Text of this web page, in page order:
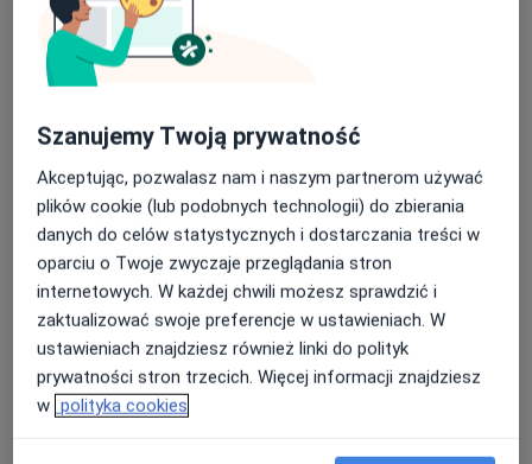
Szczegóły
Kwas hialuronowy - podanie dostawowe
Operacja palca zatrzaskującego
1 200 zł Szczegóły
Operacja zespołu cieśni nadgarstka
1 500 zł Szczegóły
+ 5 usług
Szanujemy Twoją prywatność
Akceptując, pozwalasz nam i naszym partnerom używać
plików cookie (lub podobnych technologii) do zbierania
danych do celów statystycznych i dostarczania treści w
oparciu o Twoje zwyczaje przeglądania stron
internetowych. W każdej chwili możesz sprawdzić i
zaktualizować swoje preferencje w ustawieniach. W
ustawieniach znajdziesz również linki do polityk
prywatności stron trzecich. Więcej informacji znajdziesz
w polityka cookies